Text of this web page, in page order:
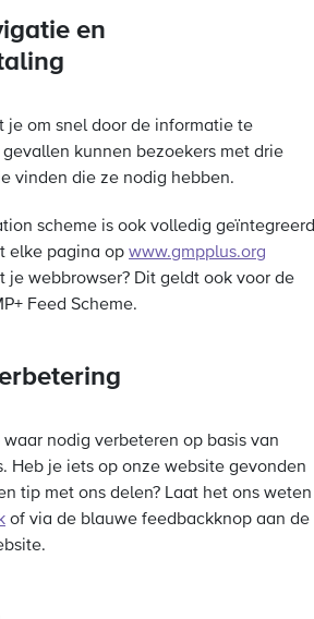
en
je om snel door de informatie te
kunnen bezoekers met drie
vinden die ze nodig hebben.
scheme is ook volledig geïntegreerd
elke pagina op www.gmpplus.org
je webbrowser? Dit geldt ook voor de
Feed Scheme.
nodig verbeteren op basis van
Heb je iets op onze website gevonden
tip met ons delen? Laat het ons weten
of via de blauwe feedbackknop aan de